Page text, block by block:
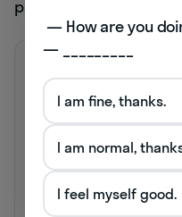
работает по-своему.
Серый в
❄️
— _________
I am fine, thanks.
I am normal,
I feel myself good.